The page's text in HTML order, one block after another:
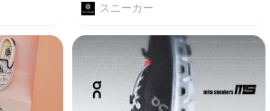
スニーカー